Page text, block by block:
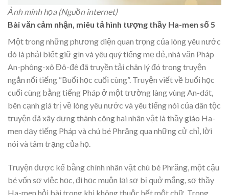
Ảnh minh họa (Nguồn internet)
Bài văn cảm nhận, miêu tả hình tượng thầy Ha-men số 5
Một trong những phương diện quan trọng của lòng yêu nước
đó là phải biết giữ gìn và yêu quý tiếng mẹ đẻ, nhà văn Pháp
An-phông-xô Đô-đê đã truyền tải chân lý đó trong truyện
ngắn nổi tiếng “Buổi học cuối cùng”. Truyện viết về buổi học
cuối cùng bằng tiếng Pháp ở một trường làng vùng An-dát,
bên cạnh giá trị về lòng yêu nước và yêu tiếng nói của dân tộc
truyện đã xây dựng thành công hai nhân vật là thầy giáo Ha-
men dạy tiếng Pháp và chú bé Phrăng qua những cử chỉ, lời
nói và tâm trạng của họ.
Truyện được kể bằng chính nhân vật chú bé Phrăng, một cậu
bé vốn sợ việc học, đi học muộn lại sợ bị quở mắng, sợ thầy
Ha-men hỏi bài trong khi không thuộc hết một chữ. Trong